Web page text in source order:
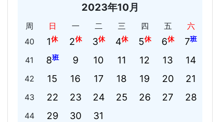
2023年10月
周 日 一 二 三 四 五
六
40
1休 2休 3休 4休 5休 6休 7班
41 8班 9 10 11 12 13 14
42 15 16 17 18 19 20 21
43 22 23 24 25 26 27 28
44 29 30 31